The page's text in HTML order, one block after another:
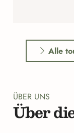
Alle
ÜBER UNS
Über